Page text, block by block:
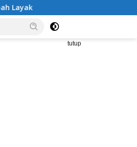
Aksi Nyata DPD MAI
tutup